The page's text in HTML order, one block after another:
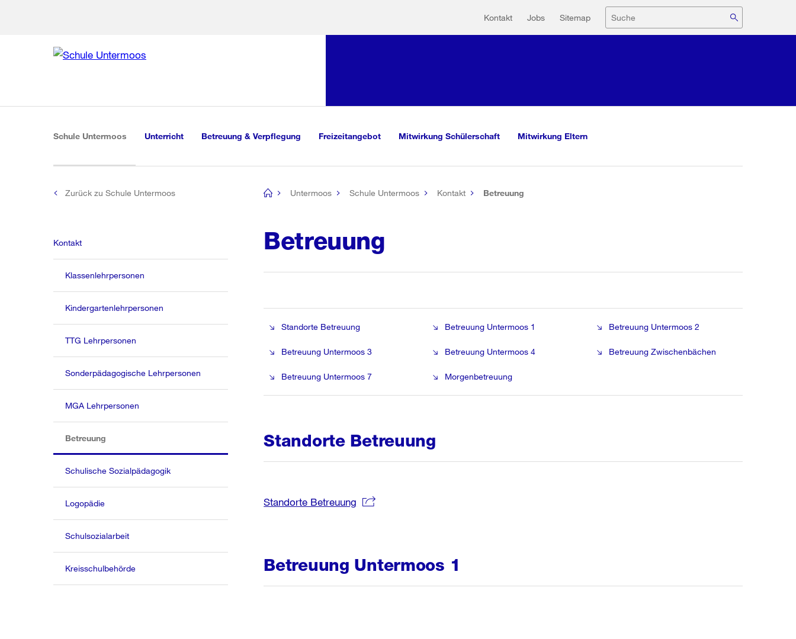
Hilfsnavigation
Kontakt Jobs Sitemap Suche
Navigation
Schule Untermoos (aktiv)Unterricht Betreuung & Verpflegung Freizeitangebot Mitwirkung Schülerschaft Mitwirkung Eltern
[no
Untermoos Schule Untermoos Kontakt Betreuung
Betreuung
Standorte Betreuung Betreuung Untermoos 1 Betreuung Untermoos 2
Betreuung Untermoos 3 Betreuung Untermoos 4 Betreuung Zwischenbächen
Betreuung Untermoos 7 Morgenbetreuung
Standorte Betreuung
Standorte Betreuung
Betreuung Untermoos 1
Zurück zu Schule Untermoos
Kontakt
Klassenlehrpersonen
Kindergartenlehrpersonen
TTG Lehrpersonen
Sonderpädagogische Lehrpersonen
MGA Lehrpersonen
Betreuung
Schulische Sozialpädagogik
Logopädie
Schulsozialarbeit
Kreisschulbehörde